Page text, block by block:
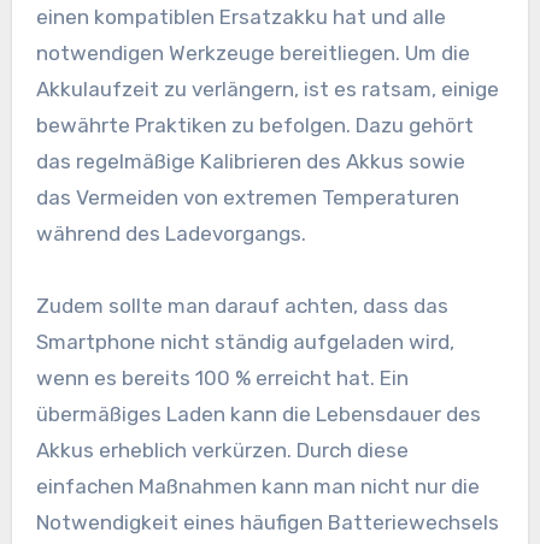
einen kompatiblen Ersatzakku hat und alle
notwendigen Werkzeuge bereitliegen. Um die
Akkulaufzeit zu verlängern, ist es ratsam, einige
bewährte Praktiken zu befolgen. Dazu gehört
das regelmäßige Kalibrieren des Akkus sowie
das Vermeiden von extremen Temperaturen
während des Ladevorgangs.
Zudem sollte man darauf achten, dass das
Smartphone nicht ständig aufgeladen wird,
wenn es bereits 100 % erreicht hat. Ein
übermäßiges Laden kann die Lebensdauer des
Akkus erheblich verkürzen. Durch diese
einfachen Maßnahmen kann man nicht nur die
Notwendigkeit eines häufigen Batteriewechsels